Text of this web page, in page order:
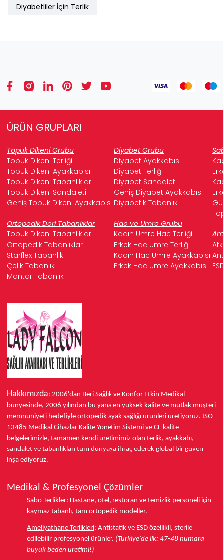
Diyabetliler İçin Terlik
ÜRÜN GRUPLARI
Topuk Dikeni Grubu Diyabet Grubu
Topuk Dikeni Terliği
Diyabet Ayakkabısı
Topuk Dikeni Ayakkabısı
Diyabet Terliği
Topuk Dikeni Tabanlıkları
Diyabet Sandaleti
Topuk Dikeni Sandaleti
Geniş Diyabet Ayakkabısı
Geniş Topuk Dikeni Ayakkabısı Diyabetik Tabanlık
Ortopedik Deri Tabanlıklar
Hac ve Umre Grubu
Topuk Dikeni Tabanlıkları
Kadın Umre Hac Terliği
Ortopedik Tabanlıklar
Erkek Hac Umre Terliği
Starflex Tabanlık
Kadın Hac Umre Ayakkabısı
Çelik Tabanlık
Erkek Hac Umre Ayakkabısı
Mantar Tabanlık
Hakkımızda: 2006'dan Beri Sağlık ve Konfor Etkin Medikal
bünyesinde, 2006 yılından bu yana en yüksek kalite ve mutlak müşteri
memnuniyeti hedefiyle ortopedik ayak sağlığı ürünleri üretiyoruz. ISO
13485 Medikal Cihazlar Kalite Yönetim Sistemi ve CE kalite
belgelerimizle, tamamen kendi üretimimiz olan terlik, ayakkabı,
sandalet ve tabanlıkları tüm dünyaya ihraç ederek global bir güven
inşa ediyoruz.
Medikal & Profesyonel Çözümler
Sabo Terlikler: Hastane, otel, restoran ve temizlik personeli için
kaymaz tabanlı, tam ortopedik modeller.
Ameliyathane Terlikleri: Antistatik ve ESD özellikli, sterile
edilebilir profesyonel ürünler. (Türkiye'de ilk: 47-48 numara
büyük beden üretimi!)